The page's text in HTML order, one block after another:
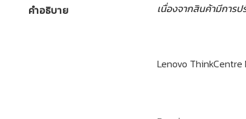
คำอธิบาย เนื่องจากสินค้ามีการ
Lenovo ThinkCentre